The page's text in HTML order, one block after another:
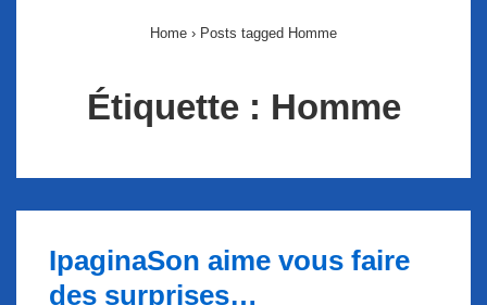
Home › Posts tagged Homme
Étiquette : Homme
IpaginaSon aime vous faire
des surprises…